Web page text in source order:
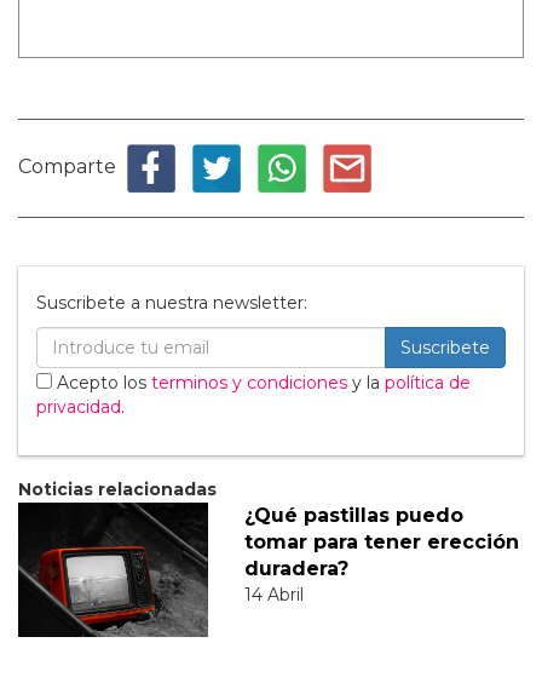
Comparte
Suscribete a nuestra newsletter:
Suscribete
Acepto los terminos y condiciones y la política de
privacidad.
Noticias relacionadas
¿Qué pastillas puedo
tomar para tener erección
duradera?
14 Abril